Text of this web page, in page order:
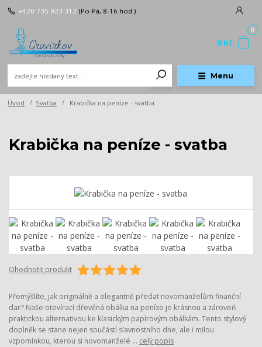
Menu
+420 735 923 312 (Po-Pá, 8-16 hod.)
0
0 Kč
Úvod Svatba Krabička na peníze - svatba
Krabička na peníze - svatba
Ohodnotit produkt
Přemýšlíte, jak originálně a elegantně předat novomanželům finanční
dar? Naše otevírací dřevěná obálka na peníze je krásnou a zároveň
praktickou alternativou ke klasickým papírovým obálkám. Tento stylový
doplněk se stane nejen součástí slavnostního dne, ale i milou
vzpomínkou, kterou si novomanželé ... celý popis